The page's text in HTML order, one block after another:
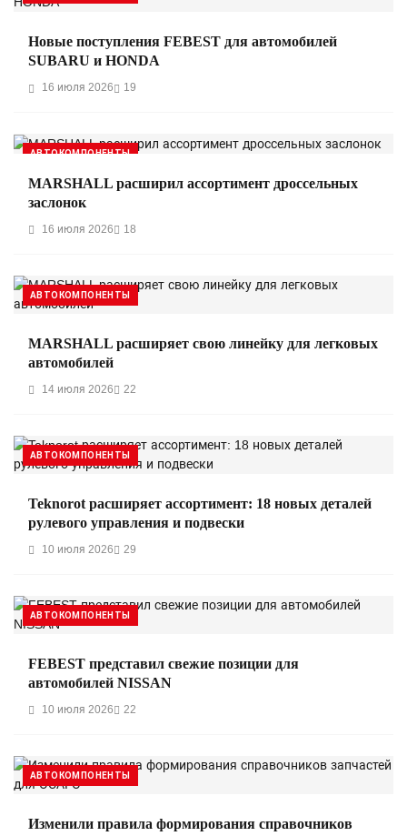
Новые поступления FEBEST для автомобилей
SUBARU и HONDA
16 июля 2026 19
АВТОКОМПОНЕНТЫ
MARSHALL расширил ассортимент дроссельных
заслонок
16 июля 2026 18
АВТОКОМПОНЕНТЫ
MARSHALL расширяет свою линейку для легковых
автомобилей
14 июля 2026 22
АВТОКОМПОНЕНТЫ
Teknorot расширяет ассортимент: 18 новых деталей
рулевого управления и подвески
10 июля 2026 29
АВТОКОМПОНЕНТЫ
FEBEST представил свежие позиции для
автомобилей NISSAN
10 июля 2026 22
АВТОКОМПОНЕНТЫ
Изменили правила формирования справочников